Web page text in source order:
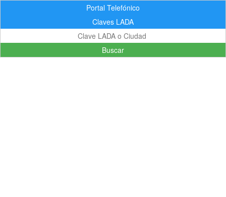
Portal Telefónico
Claves LADA
Buscar